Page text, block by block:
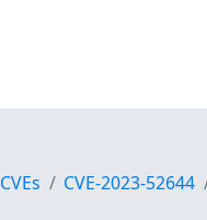
CVEs CVE-2023-52644